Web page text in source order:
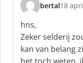
bertal
s
c
h
r
e
e
18
hns,
Zeker selderij
kan van belang